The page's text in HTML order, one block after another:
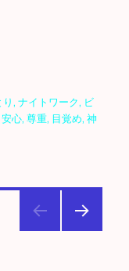
り,ナイトワーク, ビ
安心,尊重, 目覚め,神